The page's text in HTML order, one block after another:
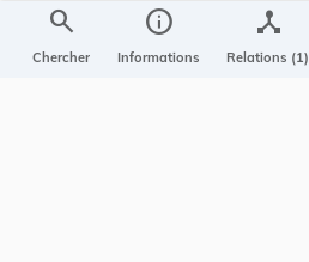
search
Chercher
info
Informations
device_hub
Relations (1)
My LegiBox , votre espace personnel.
Se connecter